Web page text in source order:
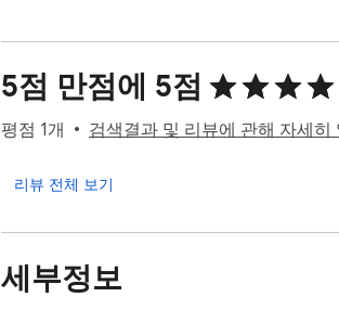
5점 만점에 5점
평점 1개 검색결과 및 리뷰에 관해 자세히
리뷰 전체 보기
세부정보